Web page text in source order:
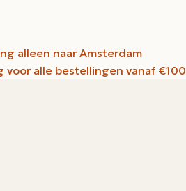
alleen naar Amsterdam
voor alle bestellingen vanaf €100